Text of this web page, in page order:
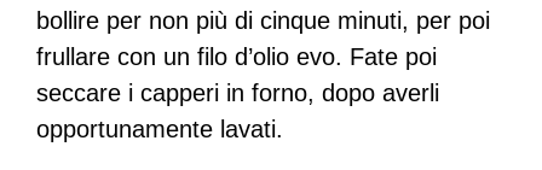
bollire per non più di cinque minuti, per poi
frullare con un filo d’olio evo. Fate poi
seccare i capperi in forno, dopo averli
opportunamente lavati.